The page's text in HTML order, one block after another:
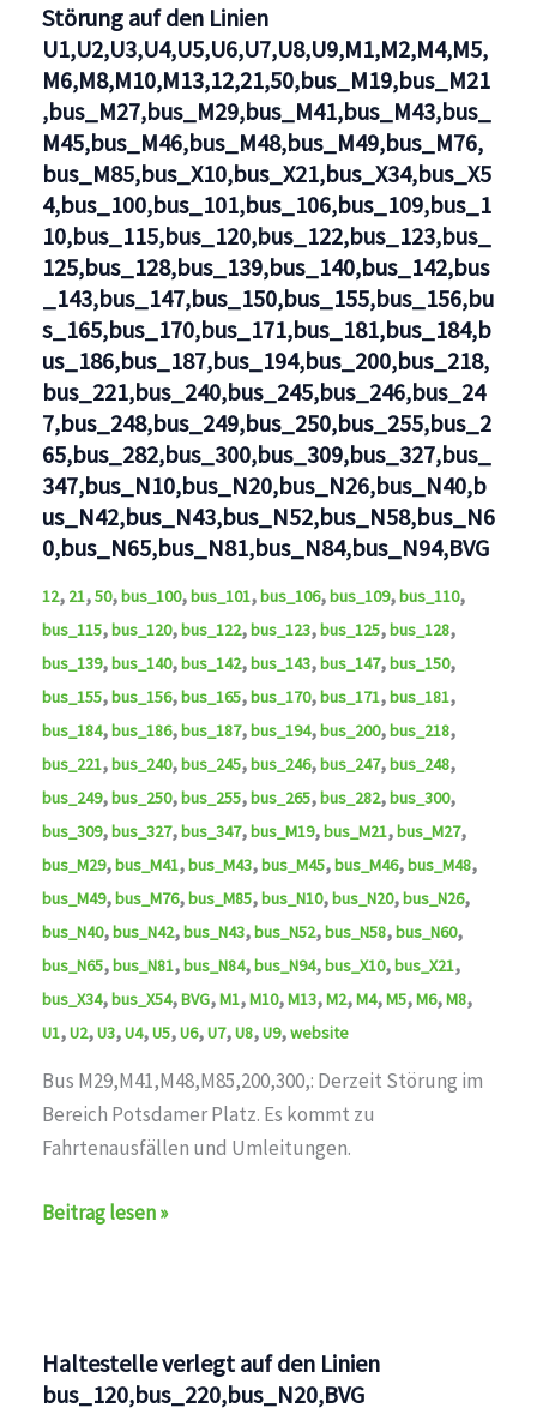
Störung auf den Linien
U1,U2,U3,U4,U5,U6,U7,U8,U9,M1,M2,M4,M5,
M6,M8,M10,M13,12,21,50,bus_M19,bus_M21
,bus_M27,bus_M29,bus_M41,bus_M43,bus_
M45,bus_M46,bus_M48,bus_M49,bus_M76,
bus_M85,bus_X10,bus_X21,bus_X34,bus_X5
4,bus_100,bus_101,bus_106,bus_109,bus_1
10,bus_115,bus_120,bus_122,bus_123,bus_
125,bus_128,bus_139,bus_140,bus_142,bus
_143,bus_147,bus_150,bus_155,bus_156,bu
s_165,bus_170,bus_171,bus_181,bus_184,b
us_186,bus_187,bus_194,bus_200,bus_218,
bus_221,bus_240,bus_245,bus_246,bus_24
7,bus_248,bus_249,bus_250,bus_255,bus_2
65,bus_282,bus_300,bus_309,bus_327,bus_
347,bus_N10,bus_N20,bus_N26,bus_N40,b
us_N42,bus_N43,bus_N52,bus_N58,bus_N6
0,bus_N65,bus_N81,bus_N84,bus_N94,BVG
12, 21,50,bus_100,bus_101,bus_106,bus_109,bus_110,
bus_115,bus_120,bus_122,bus_123,bus_125,bus_128,
bus_139,bus_140,bus_142,bus_143,bus_147,bus_150,
bus_155,bus_156,bus_165,bus_170,bus_171,bus_181,
bus_184,bus_186,bus_187,bus_194,bus_200,bus_218,
bus_221,bus_240,bus_245,bus_246,bus_247,bus_248,
bus_249,bus_250,bus_255,bus_265,bus_282,bus_300,
bus_309,bus_327,bus_347,bus_M19,bus_M21,bus_M27,
bus_M29,bus_M41,bus_M43,bus_M45,bus_M46,bus_M48,
bus_M49,bus_M76,bus_M85,bus_N10,bus_N20,bus_N26,
bus_N40,bus_N42,bus_N43,bus_N52,bus_N58,bus_N60,
bus_N65,bus_N81,bus_N84,bus_N94,bus_X10,bus_X21,
bus_X34,bus_X54,BVG,M1,M10,M13,M2,M4,M5,M6,M8,
U1,U2,U3,U4,U5,U6,U7,U8,U9,website
Bus M29,M41,M48,M85,200,300,: Derzeit Störung im
Bereich Potsdamer Platz. Es kommt zu
Fahrtenausfällen und Umleitungen.
Störung
Beitrag lesen »
Haltestelle verlegt auf den Linien
bus_120,bus_220,bus_N20,BVG